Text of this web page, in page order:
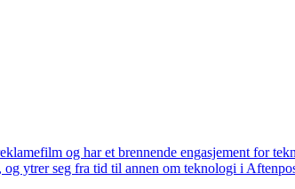
og har et brennende engasjement for
ytrer seg fra tid til annen om teknologi i